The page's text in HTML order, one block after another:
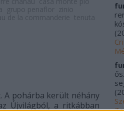
A pohárba került néhány
Újvilágból, a ritkábban
Horvátország,
(
(